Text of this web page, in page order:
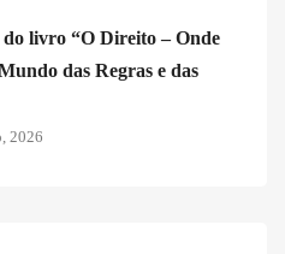
livro “O Direito – Onde
das Regras e das
2026